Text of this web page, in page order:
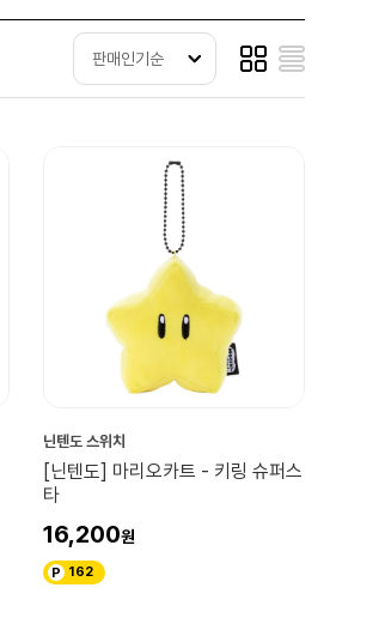
판매인기순
닌텐도 스위치
[닌텐도] 마리오카트 - 키링 슈퍼스
타
16,200
162